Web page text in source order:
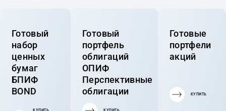
Готовый
набор
ценных
бумаг
БПИФ
BOND
Готовый
портфель
облигаций
ОПИФ
Перспективные
облигации
Готовые
портфели
акций
КУПИТЬ